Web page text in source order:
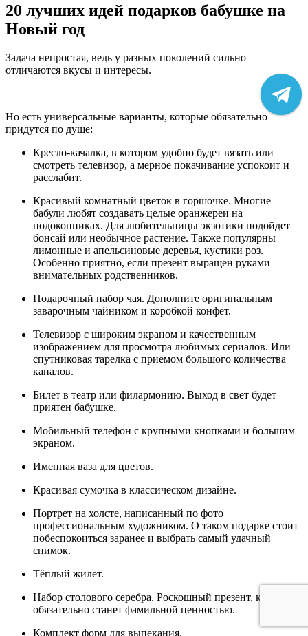
20 лучших идей подарков бабушке на
Новый год
Задача непростая, ведь у разных поколений сильно
отличаются вкусы и интересы.
Но есть универсальные варианты, которые обязательно
придутся по душе:
Кресло-качалка, в котором удобно будет вязать или
смотреть телевизор, а мерное покачивание успокоит и
расслабит.
Красивый комнатный цветок в горшочке. Многие
бабули любят создавать целые оранжереи на
подоконниках. Для любительницы экзотики подойдет
бонсай или необычное растение. Также популярны
лимонные и апельсиновые деревья, кустики роз.
Особенно приятно, если презент выращен руками
внимательных родственников.
Подарочный набор чая. Дополните оригинальным
заварочным чайником и коробкой конфет.
Телевизор с широким экраном и качественным
изображением для просмотра любимых сериалов. Или
спутниковая тарелка с приемом большого количества
каналов.
Билет в театр или филармонию. Выход в свет будет
приятен бабушке.
Мобильный телефон с крупными кнопками и большим
экраном.
Именная ваза для цветов.
Красивая сумочка в классическом дизайне.
Портрет на холсте, написанный по фото
профессиональным художником. О таком подарке стоит
побеспокоиться заранее и выбрать самый удачный
снимок.
Тёплый жилет.
Набор столового серебра. Роскошный презент, который
обязательно станет фамильной ценностью.
Комплект форм для выпекания.